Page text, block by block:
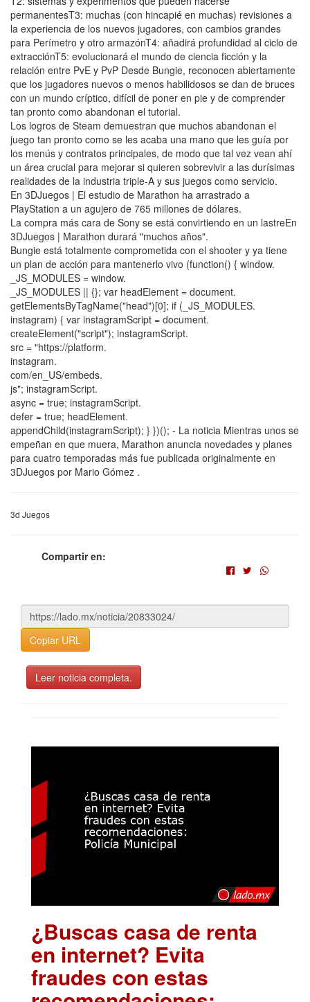
permanentesT3: muchas (con hincapié en muchas) revisiones a
la experiencia de los nuevos jugadores, con cambios grandes
para Perímetro y otro armazónT4: añadirá profundidad al ciclo de
extracciónT5: evolucionará el mundo de ciencia ficción y la
relación entre PvE y PvP Desde Bungie, reconocen abiertamente
que los jugadores nuevos o menos habilidosos se dan de bruces
con un mundo críptico, difícil de poner en pie y de comprender
tan pronto como abandonan el tutorial.
Los logros de Steam demuestran que muchos abandonan el
juego tan pronto como se les acaba una mano que les guía por
los menús y contratos principales, de modo que tal vez vean ahí
un área crucial para mejorar si quieren sobrevivir a las durísimas
realidades de la industria triple-A y sus juegos como servicio.
En 3DJuegos | El estudio de Marathon ha arrastrado a
PlayStation a un agujero de 765 millones de dólares.
La compra más cara de Sony se está convirtiendo en un lastreEn
3DJuegos | Marathon durará "muchos años".
Bungie está totalmente comprometida con el shooter y ya tiene
un plan de acción para mantenerlo vivo (function() { window.
_JS_MODULES = window.
_JS_MODULES || {}; var headElement = document.
getElementsByTagName("head")[0]; if (_JS_MODULES.
instagram) { var instagramScript = document.
createElement("script"); instagramScript.
src = "https://platform.
instagram.
com/en_US/embeds.
js"; instagramScript.
async = true; instagramScript.
defer = true; headElement.
appendChild(instagramScript); } })(); - La noticia Mientras unos se
empeñan en que muera, Marathon anuncia novedades y planes
para cuatro temporadas más fue publicada originalmente en
3DJuegos por Mario Gómez .
3d Juegos
Compartir en:
Copiar URL
Leer noticia completa.
¿Buscas casa de renta
en internet? Evita
fraudes con estas